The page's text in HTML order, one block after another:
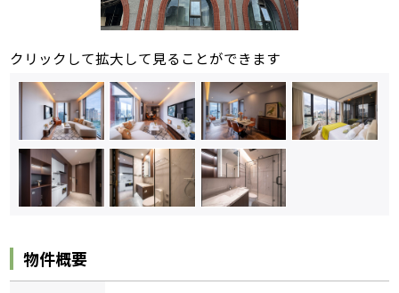
クリックして拡大して見ることができます
物件概要